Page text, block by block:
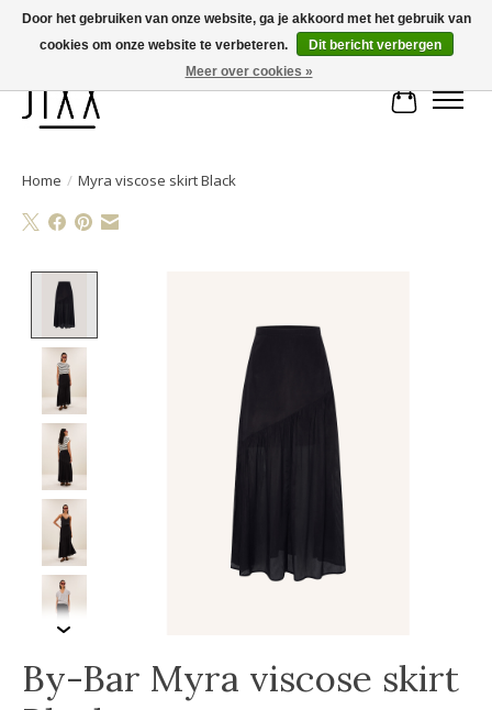
Voor 14.00 uur besteld, vandaag verstuurd | Gratis verzending vanaf € 75
Home / Myra viscose skirt Black
By-Bar Myra viscose skirt
Door het gebruiken van onze website, ga je akkoord met het gebruik van
cookies om onze website te verbeteren.
Dit bericht verbergen
Meer over cookies »